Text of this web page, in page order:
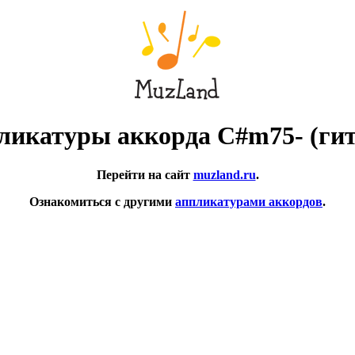
аккорда C#m75-
Перейти на сайт muzland.ru.
Ознакомиться с другими аппликатурами аккордов.